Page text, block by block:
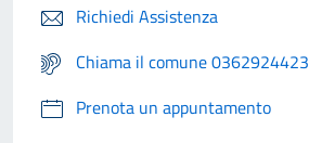
Richiedi Assistenza
Chiama il comune 0362924423
Prenota un appuntamento